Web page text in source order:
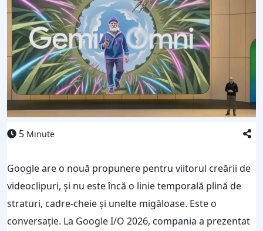
5 Minute
Google are o nouă propunere pentru viitorul creării de
videoclipuri, și nu este încă o linie temporală plină de
straturi, cadre-cheie și unelte migăloase. Este o
conversație. La Google I/O 2026, compania a prezentat